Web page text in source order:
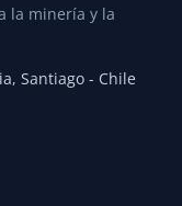
la minería y la
Santiago - Chile